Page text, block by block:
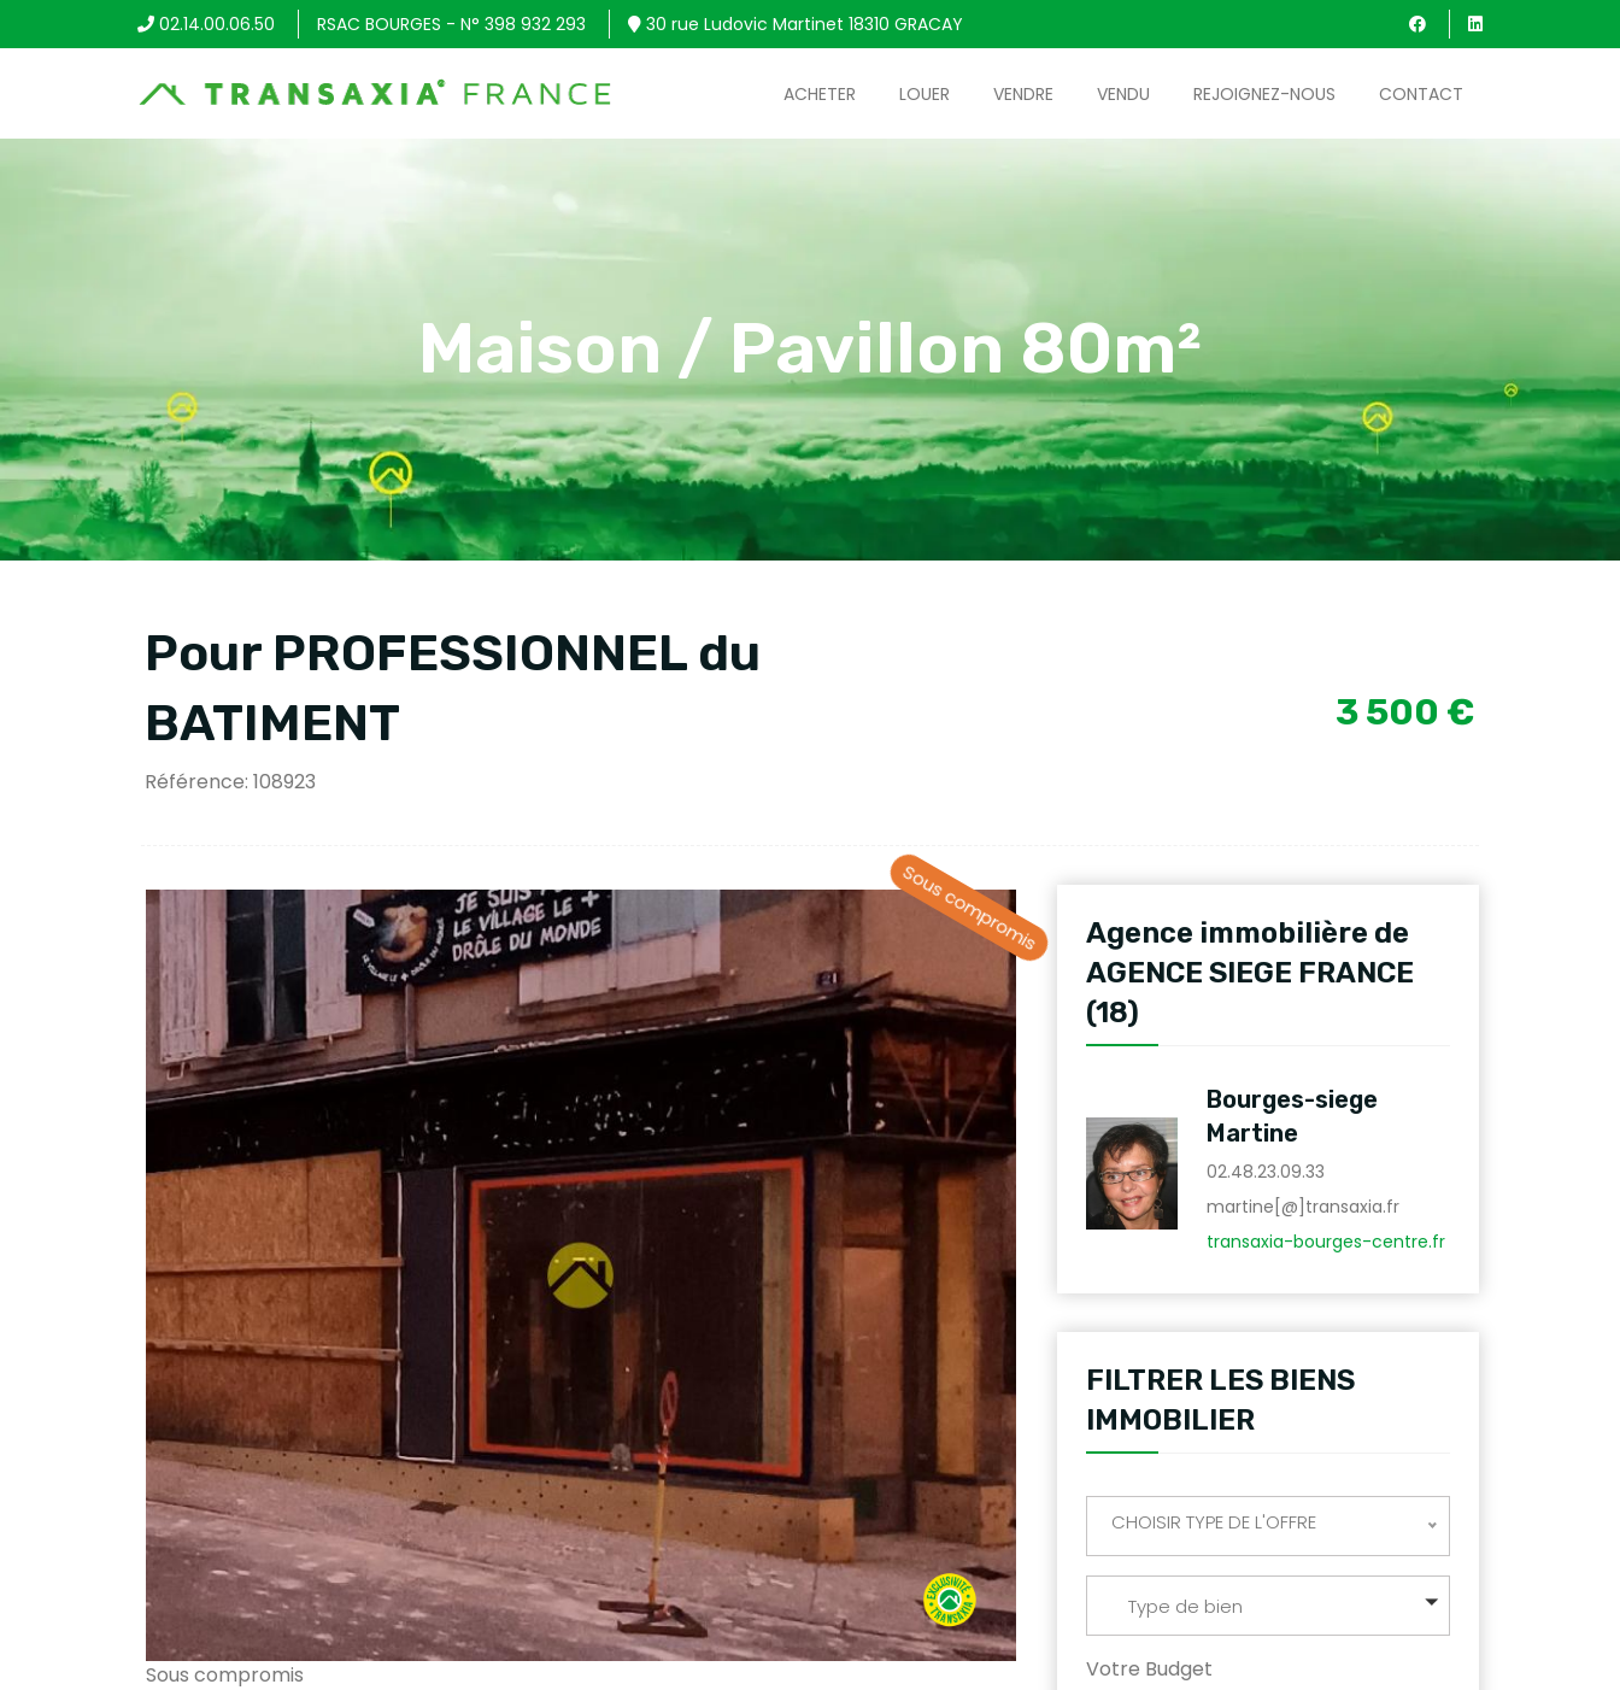
02.14.00.06.50 RSAC BOURGES - N° 398 932 293 30 rue Ludovic Martinet 18310 GRACAY
ACHETER LOUER VENDRE VENDU REJOIGNEZ-NOUS CONTACT
Maison / Pavillon 80m²
Pour PROFESSIONNEL du
BATIMENT
Référence: 108923
3 500 €
Sous compromis
Sous compromis Sous compromis
Agence immobilière de
AGENCE SIEGE FRANCE
(18)
Bourges-siege
Martine
02.48.23.09.33
martine[@]transaxia.fr
transaxia-bourges-centre.fr
FILTRER LES BIENS
IMMOBILIER
CHOISIR TYPE DE L'OFFRE
Type de bien
Votre Budget